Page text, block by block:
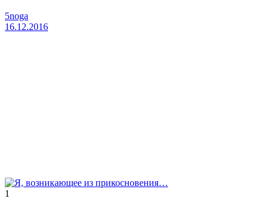
5noga
16.12.2016
1